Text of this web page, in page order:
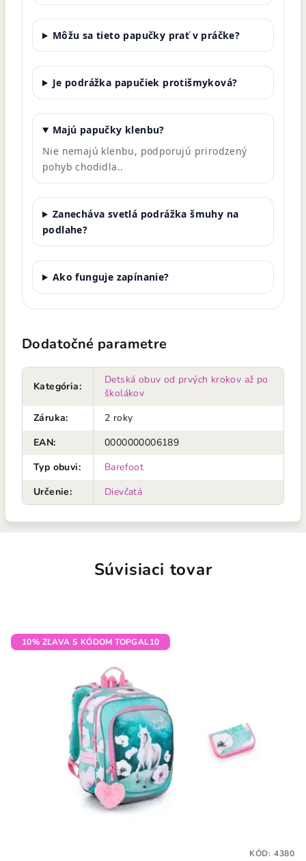
Môžu sa tieto papučky prať v práčke?
Je podrážka papučiek protišmyková?
Majú papučky klenbu?
Nie nemajú klenbu, podporujú prirodzený
pohyb chodidla..
Zanecháva svetlá podrážka šmuhy na
podlahe?
Ako funguje zapínanie?
Dodatočné parametre
Kategória:
Detská obuv od prvých krokov až po
školákov
Záruka:
2 roky
EAN:
0000000006189
Typ obuvi:
Barefoot
Určenie: Dievčatá
Súvisiaci tovar
10% ZĽAVA S KÓDOM TOPGAL10
KÓD: 4380